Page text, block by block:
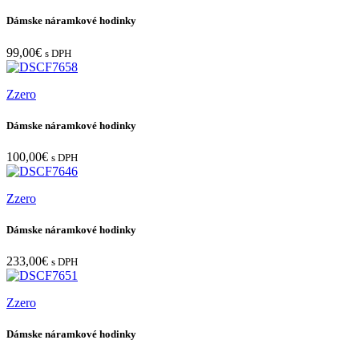
Dámske náramkové hodinky
99,00€ s DPH
Zzero
Dámske náramkové hodinky
100,00€ s DPH
Zzero
Dámske náramkové hodinky
233,00€ s DPH
Zzero
Dámske náramkové hodinky